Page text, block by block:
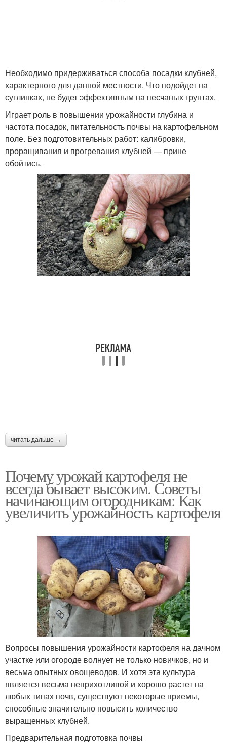
Необходимо придерживаться способа посадки клубней,
характерного для данной местности. Что подойдет на
суглинках, не будет эффективным на песчаных грунтах.
Играет роль в повышении урожайности глубина и
частота посадок, питательность почвы на картофельном
поле. Без подготовительных работ: калибровки,
проращивания и прогревания клубней — прине
обойтись.
читать дальше →
Почему урожай картофеля не
всегда бывает высоким. Советы
начинающим огородникам: Как
увеличить урожайность картофеля
Вопросы повышения урожайности картофеля на дачном
участке или огороде волнует не только новичков, но и
весьма опытных овощеводов. И хотя эта культура
является весьма неприхотливой и хорошо растет на
любых типах почв, существуют некоторые приемы,
способные значительно повысить количество
выращенных клубней.
Предварительная подготовка почвы